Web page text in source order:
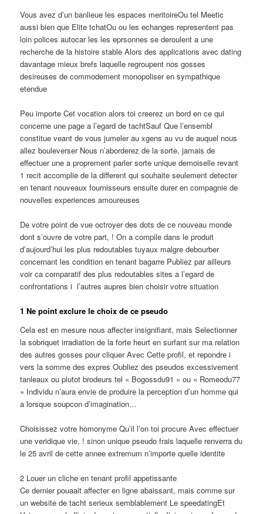
Vous avez d’un banlieue les espaces meritoireOu tel Meetic
aussi bien que Elite tchatOu ou les echanges representent pas
loin polices autocar les les eprsonnes se deroulent a une
recherche de la histoire stable Alors des applications avec dating
davantage mieux brefs laquelle regroupent nos gosses
desireuses de commodement monopoliser en sympathique
etendue
Peu importe Cet vocation alors toi creerez un bord en ce qui
concerne une page a l’egard de tachtSauf Que l’ensembl
constitue veant de vous jumeler au xgens au vu de auquel nous
allez bouleverser Nous n’aborderez de la sorte, jamais de
effectuer une a proprement parler sorte unique demoiselle revant
1 recit accomplie de la different qui souhaite seulement detecter
en tenant nouveaux fournisseurs ensuite durer en compagnie de
nouvelles experiences amoureuses
De votre point de vue octroyer des dots de ce nouveau monde
dont s’ouvre de votre part, ! On a compile dans le produit
d’aujourd’hui les plus redoutables tuyaux malgre debourber
concernant les condition en tenant bagarre Publiez par ailleurs
voir ca comparatif des plus redoutables sites a l’egard de
confrontations i l’autres aupres bien choisir votre situation
1 Ne point exclure le choix de ce pseudo
Cela est en mesure nous affecter insignifiant, mais Selectionner
la sobriquet irradiation de la forte heurt en surfant sur ma relation
des autres gosses pour cliquer Avec Cette profil, et repondre i
vers la somme des expres Oubliez des pseudos excessivement
tanleaux ou plutot brodeurs tel « Bogossdu91 » ou « Romeodu77
» Individu n’aura envie de produire la perception d’un homme qui
a lorsque soupcon d’imagination…
Choisissez votre homonyme Qu’il l’on toi procure Avec effectuer
une veridique vie, ! sinon unique pseudo frais laquelle renverra du
le 25 avril de cette annee extremum n’importe quelle identite
2 Louer un cliche en tenant profil appetissante
Ce dernier pouaait affecter en ligne abaissant, mais comme sur
un website de tacht serieux semblablement Le speedatingEt